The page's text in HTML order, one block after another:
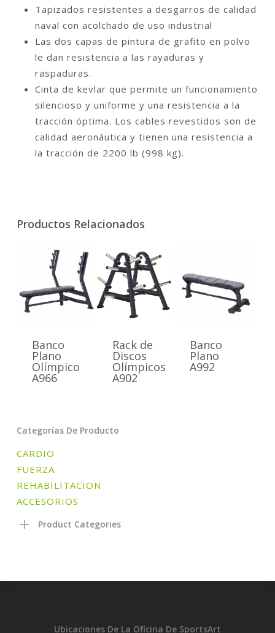
Tapizados resistentes a desgarros de calidad
naval con acolchado de uso industrial
Las dos capas de pintura de grafito en polvo
le dan resistencia a las rayaduras y
raspaduras.
Cinta de kevlar que permite un funcionamiento
silencioso y uniforme y una resistencia a la
tracción óptima. Los cables revestidos son de
calidad aeronáutica y tienen una resistencia a
la tracción de 2200 lb (998 kg).
Productos Relacionados
Banco
Plano
Olímpico
A966
Rack de
Discos
Olímpicos
A902
Banco
Plano
A992
Categorías De Producto
CARDIO
FUERZA
REHABILITACION
ACCESORIOS
Product Categories
Ubicaciones De La Oficina De SportsArt